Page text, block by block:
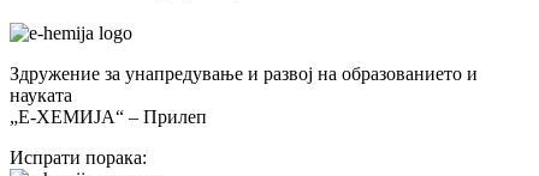
Здружение за унапредување и развој на образованието и
науката
„Е-ХЕМИЈА“ – Прилеп
Испрати порака: